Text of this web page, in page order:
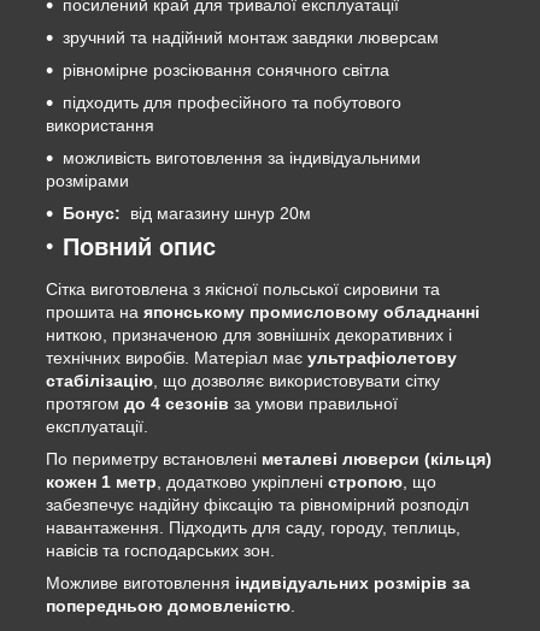
посилений край для тривалої експлуатації
зручний та надійний монтаж завдяки люверсам
рівномірне розсіювання сонячного світла
підходить для професійного та побутового
використання
можливість виготовлення за індивідуальними
розмірами
Бонус:
від магазину шнур 20м
Повний опис
Сітка виготовлена з якісної польської сировини та
прошита на японському промисловому обладнанні
ниткою, призначеною для зовнішніх декоративних і
технічних виробів. Матеріал має ультрафіолетову
стабілізацію, що дозволяє використовувати сітку
протягом до 4 сезонів за умови правильної
експлуатації.
По периметру встановлені металеві люверси (кільця)
кожен 1 метр, додатково укріплені стропою, що
забезпечує надійну фіксацію та рівномірний розподіл
навантаження. Підходить для саду, городу, теплиць,
навісів та господарських зон.
Можливе виготовлення індивідуальних розмірів за
попередньою домовленістю.